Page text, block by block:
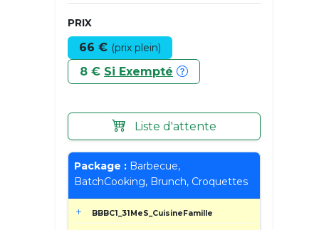
PRIX
66 € (prix plein)
8 € Si Exempté
Liste d'attente
Package : Barbecue,
BatchCooking, Brunch, Croquettes
BBBC1_31MeS_CuisineFamille